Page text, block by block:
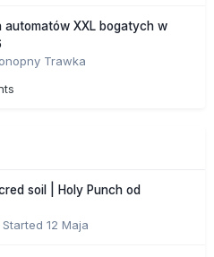
automatów XXL bogatych w
Trawka
soil | Holy Punch od
Started 12 Maja